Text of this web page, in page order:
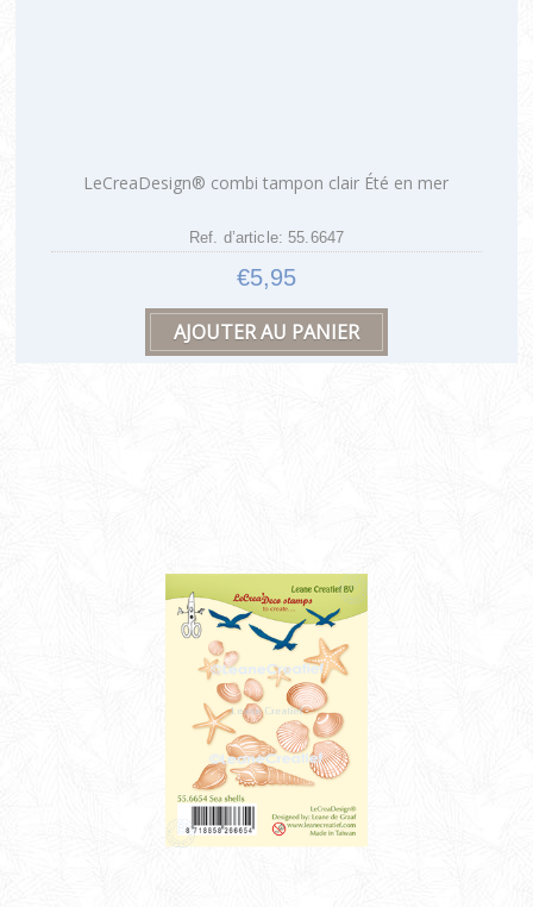
LeCreaDesign® combi tampon clair Été en mer
Ref. d’article: 55.6647
€5,95